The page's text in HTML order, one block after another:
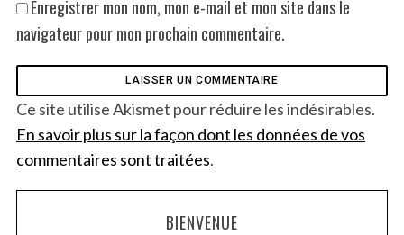
Enregistrer mon nom, mon e-mail et mon site dans le
navigateur pour mon prochain commentaire.
Ce site utilise Akismet pour réduire les indésirables.
En savoir plus sur la façon dont les données de vos
commentaires sont traitées.
BIENVENUE